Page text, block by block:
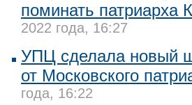
поминать патриарха
2022 года, 16:27
УПЦ сделала новый
от Московского
года, 16:22